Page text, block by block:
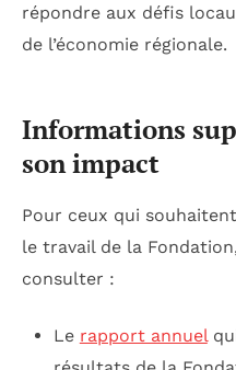
répondre aux défis
de l’économie régionale.
Informations
son impact
Pour ceux qui
le travail de la
consulter :
Le rapport annuel